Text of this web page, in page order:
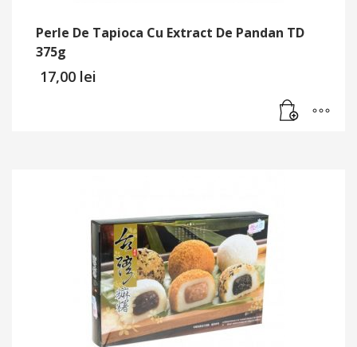
Perle De Tapioca Cu Extract De Pandan TD
375g
17,00 lei